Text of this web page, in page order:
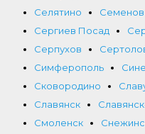
Селятино
Семенов
Сергиев Посад
Серпухов
Симферополь
Сковородино
Славянск
Смоленск